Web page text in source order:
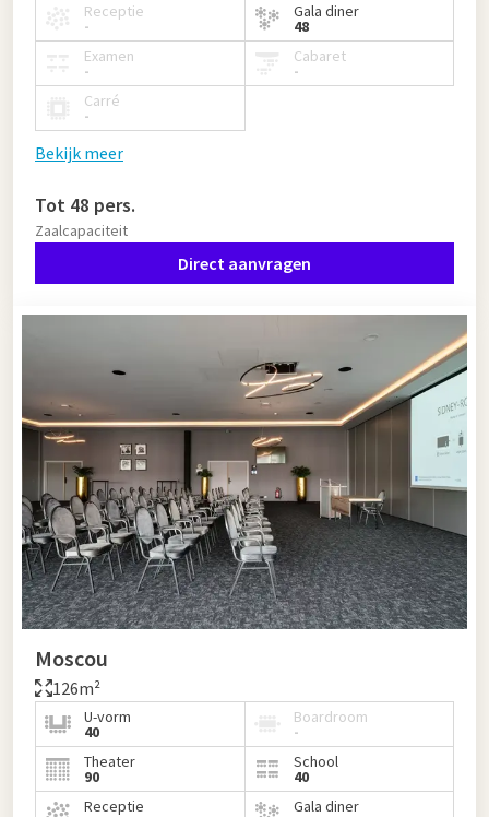
Receptie
-
Gala diner
48
Examen
-
Cabaret
-
Carré
-
Bekijk meer
Tot 48 pers.
Zaalcapaciteit
Direct aanvragen
Moscou
126m²
U-vorm
40
Boardroom
-
Theater
90
School
40
Receptie
Gala diner